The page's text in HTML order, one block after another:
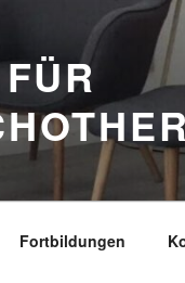
Fortbildungen